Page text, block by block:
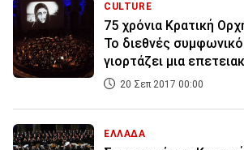
CULTURE
75 χρόνια Κρατική
Το διεθνές
γιορτάζει μια
20 Σεπ 2017 00:00
ΕΛΛΑΔΑ